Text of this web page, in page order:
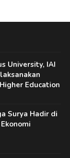
University, IAI
Education
Surya Hadir di